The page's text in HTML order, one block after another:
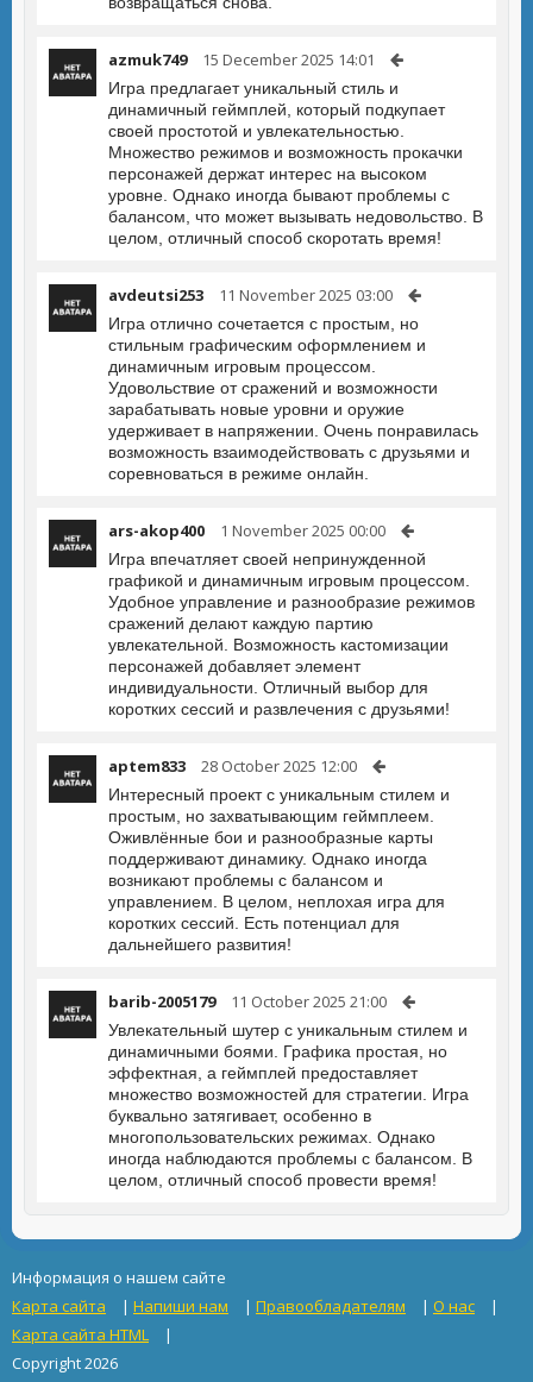
azmuk749 15 December 2025 14:01
Игра предлагает уникальный стиль и
динамичный геймплей, который подкупает
своей простотой и увлекательностью.
Множество режимов и возможность прокачки
персонажей держат интерес на высоком
уровне. Однако иногда бывают проблемы с
балансом, что может вызывать недовольство. В
целом, отличный способ скоротать время!
avdeutsi253 11 November 2025 03:00
Игра отлично сочетается с простым, но
стильным графическим оформлением и
динамичным игровым процессом.
Удовольствие от сражений и возможности
зарабатывать новые уровни и оружие
удерживает в напряжении. Очень понравилась
возможность взаимодействовать с друзьями и
соревноваться в режиме онлайн.
ars-akop400 1 November 2025 00:00
Игра впечатляет своей непринужденной
графикой и динамичным игровым процессом.
Удобное управление и разнообразие режимов
сражений делают каждую партию
увлекательной. Возможность кастомизации
персонажей добавляет элемент
индивидуальности. Отличный выбор для
коротких сессий и развлечения с друзьями!
aptem833 28 October 2025 12:00
Интересный проект с уникальным стилем и
простым, но захватывающим геймплеем.
Оживлённые бои и разнообразные карты
поддерживают динамику. Однако иногда
возникают проблемы с балансом и
управлением. В целом, неплохая игра для
коротких сессий. Есть потенциал для
дальнейшего развития!
barib-2005179 11 October 2025 21:00
Увлекательный шутер с уникальным стилем и
динамичными боями. Графика простая, но
эффектная, а геймплей предоставляет
множество возможностей для стратегии. Игра
буквально затягивает, особенно в
многопользовательских режимах. Однако
иногда наблюдаются проблемы с балансом. В
целом, отличный способ провести время!
Информация о нашем сайте
Карта сайта
| Напиши нам | Правообладателям | О нас
|
Карта сайта HTML
|
Copyright 2026